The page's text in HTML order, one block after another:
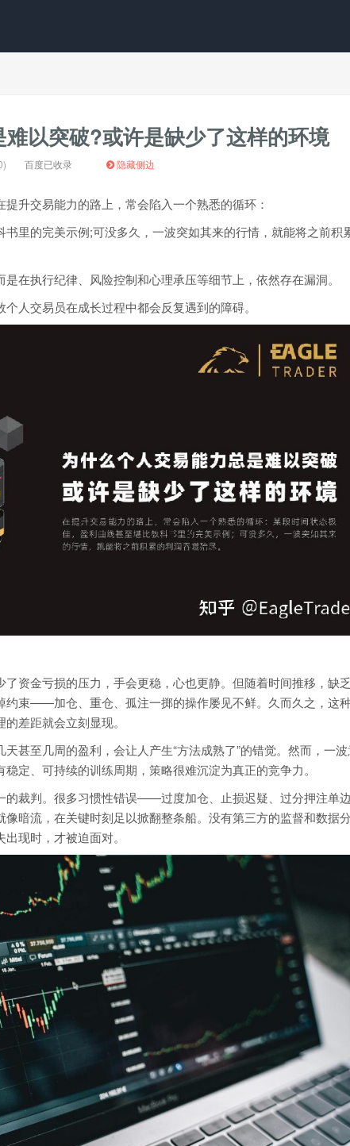
以突破?或许是缺少了这样的环境
百度已收录 隐藏侧边
升交易能力的路上，常会陷入一个熟悉的循环：
里的完美示例;可没多久，一波突如其来的行情，就能将之前积
在执行纪律、风险控制和心理承压等细节上，依然存在漏洞。
人交易员在成长过程中都会反复遇到的障碍。
资金亏损的压力，手会更稳，心也更静。但随着时间推移，缺
约束——加仓、重仓、孤注一掷的操作屡见不鲜。久而久之，这
差距就会立刻显现。
甚至几周的盈利，会让人产生“方法成熟了”的错觉。然而，一
定、可持续的训练周期，策略很难沉淀为真正的竞争力。
的裁判。很多习惯性错误——过度加仓、止损迟疑、过分押注单
暗流，在关键时刻足以掀翻整条船。没有第三方的监督和数据
现时，才被迫面对。